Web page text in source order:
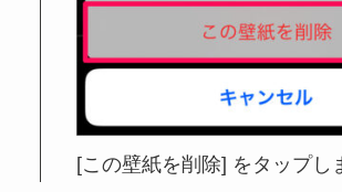
[この壁紙を削除] をタップし